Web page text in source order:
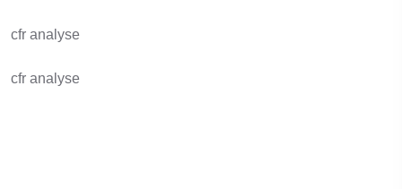
cfr analyse
cfr analyse